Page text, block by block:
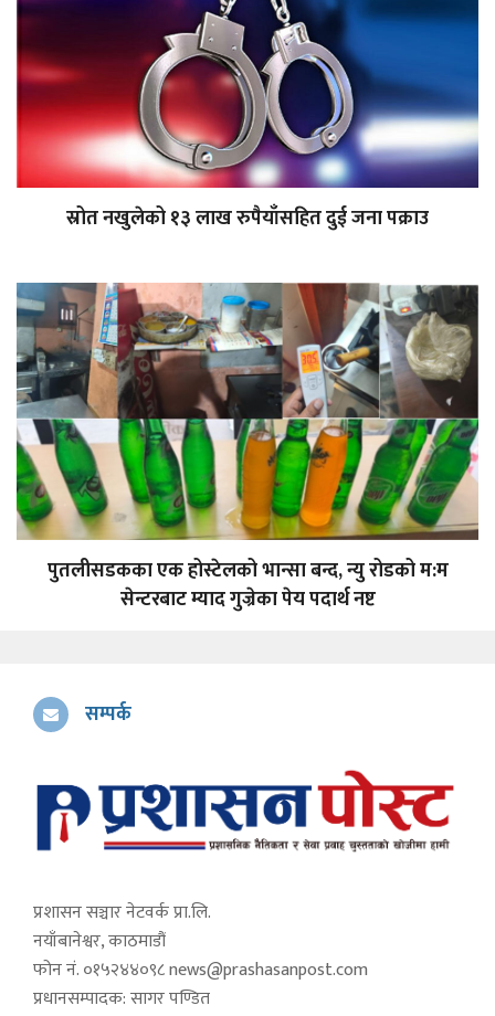
स्रोत नखुलेको १३ लाख रुपैयाँसहित दुई जना पक्राउ
पुतलीसडकका एक होस्टेलको भान्सा बन्द, न्यु रोडको म:म
सेन्टरबाट म्याद गुज्रेका पेय पदार्थ नष्ट
सम्पर्क
प्रशासन सञ्चार नेटवर्क प्रा.लि.
नयाँबानेश्वर, काठमाडौं
फोन नं. ०१५२४४०९८news@prashasanpost.com
प्रधानसम्पादक: सागर पण्डित